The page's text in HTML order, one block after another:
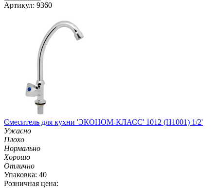
Артикул: 9360
Смеситель для кухни 'ЭКОНОМ-КЛАСС' 1012 (H1001) 1/2'
Ужасно
Плохо
Нормально
Хорошо
Отлично
Упаковка: 40
Розничная цена: